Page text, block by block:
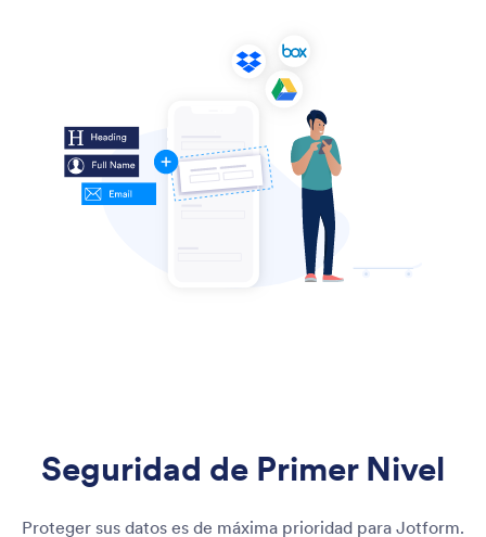
Seguridad de Primer Nivel
Proteger sus datos es de máxima prioridad para Jotform.